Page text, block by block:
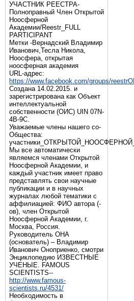
УЧАСТНИК РЕЕСТРА-
Полноправный Член Открытой
Ноосферной
Академии/Reestr_FULL
PARTICIPANT
Метки -Вернадский Владимир
Иванович,Тесла Никола,
Ноосфера, открытая
ноосферная академия
URL-адрес:
https://www.facebook.com/groups/
Создана 14.02.2015. и
зарегистрирована как Объект
интеллектуальной
собственности (ОИС) UIN 07N-
4B-9C.
Уважаемые члены нашего со-
Общества:
Мы все автоматически
являемся членами Открытой
Ноосферной Академии, и
каждый участник имеет право
представлять свои научные
публикации и в научных
журналах любой тематики с
аффилиацией: ФИО автора (-
ов), член Открытой
Ноосферной Академии, г.
Москва, Россия.
Руководитель ОНА
(основатель) – Владимир
Иванович Оноприенко, смотри
Энциклопедию ИЗВЕСТНЫЕ
УЧЕНЫЕ. FAMOUS
SCIENTISTS--
http://www.famous-
scientists.ru/4531/
Необходимость в